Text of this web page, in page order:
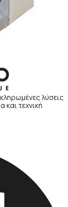
λύσεις
και τεχνική